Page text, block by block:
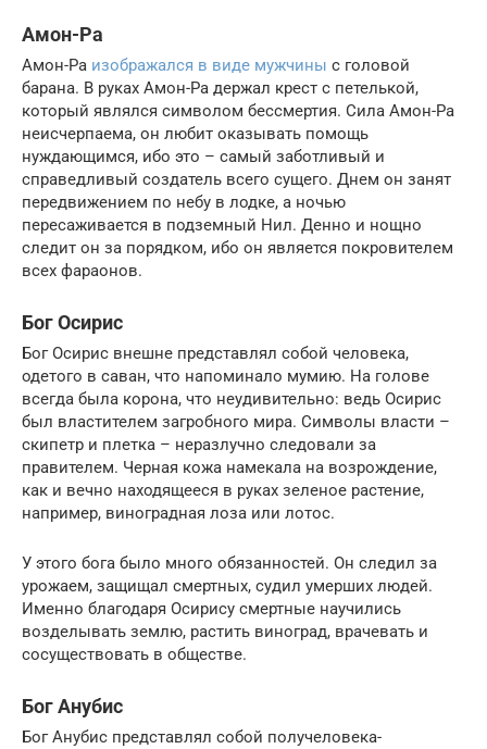
Амон-Ра
Амон-Ра изображался в виде мужчины с головой
барана. В руках Амон-Ра держал крест с петелькой,
который являлся символом бессмертия. Сила Амон-Ра
неисчерпаема, он любит оказывать помощь
нуждающимся, ибо это – самый заботливый и
справедливый создатель всего сущего. Днем он занят
передвижением по небу в лодке, а ночью
пересаживается в подземный Нил. Денно и нощно
следит он за порядком, ибо он является покровителем
всех фараонов.
Бог Осирис
Бог Осирис внешне представлял собой человека,
одетого в саван, что напоминало мумию. На голове
всегда была корона, что неудивительно: ведь Осирис
был властителем загробного мира. Символы власти –
скипетр и плетка – неразлучно следовали за
правителем. Черная кожа намекала на возрождение,
как и вечно находящееся в руках зеленое растение,
например, виноградная лоза или лотос.
У этого бога было много обязанностей. Он следил за
урожаем, защищал смертных, судил умерших людей.
Именно благодаря Осирису смертные научились
возделывать землю, растить виноград, врачевать и
сосуществовать в обществе.
Бог Анубис
Бог Анубис представлял собой получеловека-